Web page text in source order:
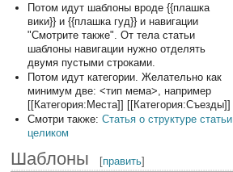
Потом идут шаблоны вроде {{плашка
вики}} и {{плашка гуд}} и навигации
"Смотрите также". От тела статьи
шаблоны навигации нужно отделять
двумя пустыми строками.
Потом идут категории. Желательно как
минимум две: <тип мема>, например
[[Категория:Места]] [[Категория:Съезды]]
Смотри также: Статья о структуре статьи
целиком
Шаблоны [править]